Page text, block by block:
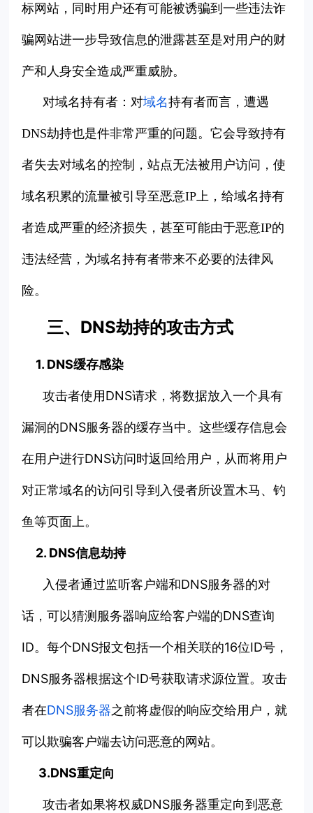
标网站，同时用户还有可能被诱骗到一些违法诈
骗网站进一步导致信息的泄露甚至是对用户的财
产和人身安全造成严重威胁。
对域名持有者：对域名持有者而言，遭遇
DNS劫持也是件非常严重的问题。它会导致持有
者失去对域名的控制，站点无法被用户访问，使
域名积累的流量被引导至恶意IP上，给域名持有
者造成严重的经济损失，甚至可能由于恶意IP的
违法经营，为域名持有者带来不必要的法律风
险。
三、DNS劫持的攻击方式
1. DNS缓存感染
攻击者使用DNS请求，将数据放入一个具有
漏洞的DNS服务器的缓存当中。这些缓存信息会
在用户进行DNS访问时返回给用户，从而将用户
对正常域名的访问引导到入侵者所设置木马、钓
鱼等页面上。
2. DNS信息劫持
入侵者通过监听客户端和DNS服务器的对
话，可以猜测服务器响应给客户端的DNS查询
ID。每个DNS报文包括一个相关联的16位ID号，
DNS服务器根据这个ID号获取请求源位置。攻击
者在DNS服务器之前将虚假的响应交给用户，就
可以欺骗客户端去访问恶意的网站。
3.DNS重定向
攻击者如果将权威DNS服务器重定向到恶意